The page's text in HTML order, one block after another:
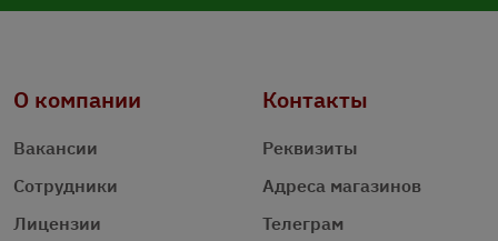
О компании
Вакансии
Сотрудники
Лицензии
Контакты
Реквизиты
Адреса магазинов
Телеграм